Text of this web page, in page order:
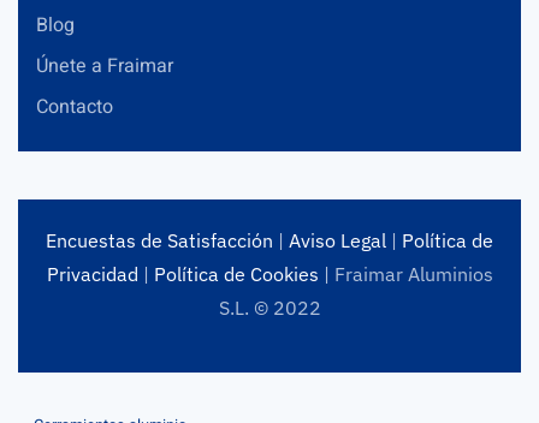
Blog
Únete a Fraimar
Contacto
Encuestas de Satisfacción | Aviso Legal | Política de
Privacidad | Política de Cookies | Fraimar Aluminios
S.L. © 2022